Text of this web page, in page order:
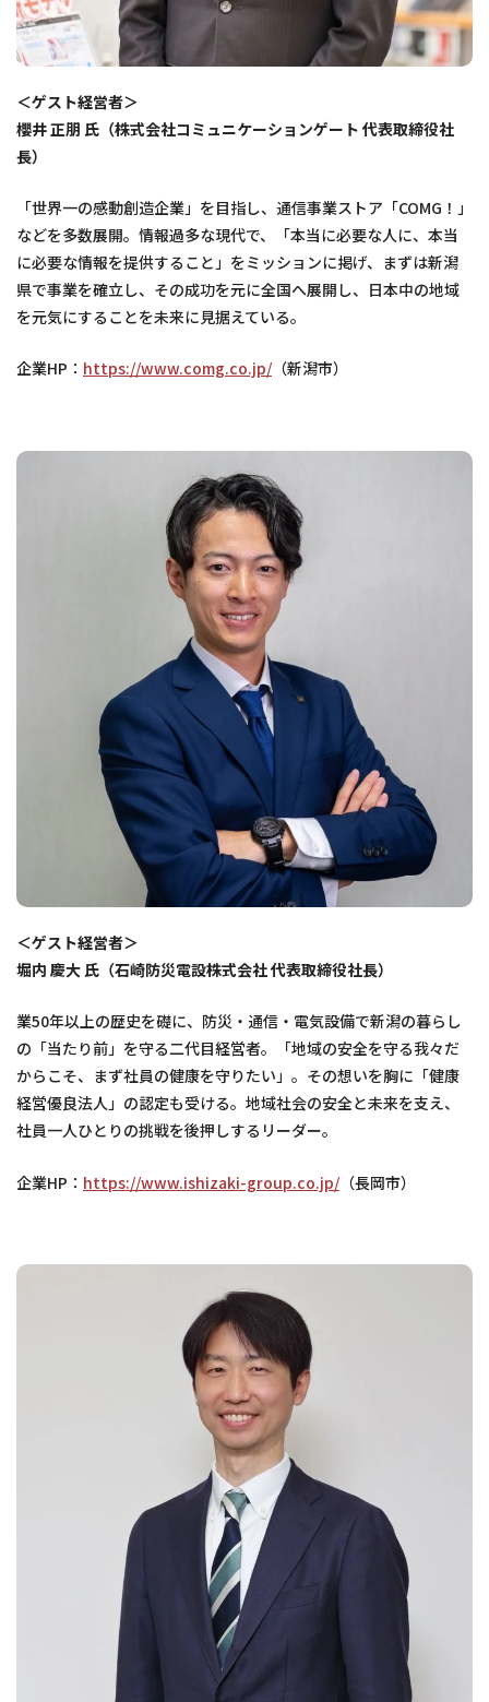
＜ゲスト経営者＞
櫻井 正朋 氏（株式会社コミュニケーションゲート 代表取締役社
長）
「世界一の感動創造企業」を目指し、通信事業ストア「COMG！」
などを多数展開。情報過多な現代で、「本当に必要な人に、本当
に必要な情報を提供すること」をミッションに掲げ、まずは新潟
県で事業を確立し、その成功を元に全国へ展開し、日本中の地域
を元気にすることを未来に見据えている。
企業HP： https://www.comg.co.jp/ （新潟市）
＜ゲスト経営者＞
堀内 慶大 氏（石崎防災電設株式会社 代表取締役社長）
業50年以上の歴史を礎に、防災・通信・電気設備で新潟の暮らし
の「当たり前」を守る二代目経営者。「地域の安全を守る我々だ
からこそ、まず社員の健康を守りたい」。その想いを胸に「健康
経営優良法人」の認定も受ける。地域社会の安全と未来を支え、
社員一人ひとりの挑戦を後押しするリーダー。
企業HP： https://www.ishizaki-group.co.jp/ （長岡市）